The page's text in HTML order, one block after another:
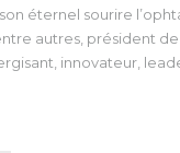
éternel sourire
autres, président de
innovateur,